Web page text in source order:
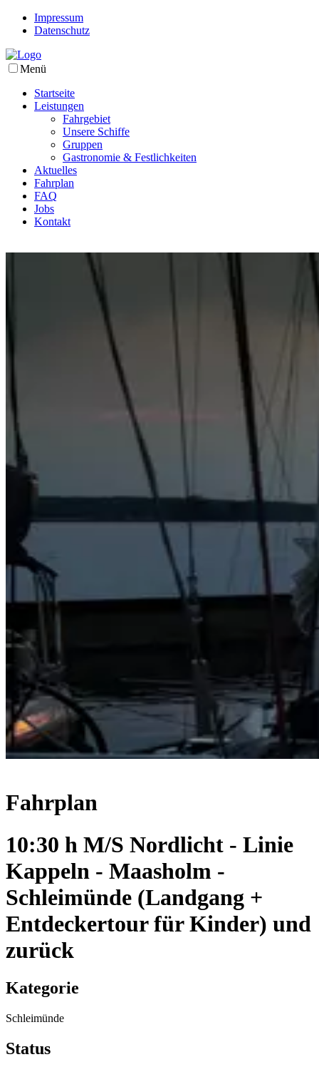
Impressum
Datenschutz
Menü
Startseite
Leistungen
Fahrgebiet
Unsere Schiffe
Gruppen
Gastronomie & Festlichkeiten
Aktuelles
Fahrplan
FAQ
Jobs
Kontakt
Fahrplan
10:30 h M/S Nordlicht - Linie
Kappeln - Maasholm -
Schleimünde (Landgang +
Entdeckertour für Kinder) und
zurück
Kategorie
Schleimünde
Status